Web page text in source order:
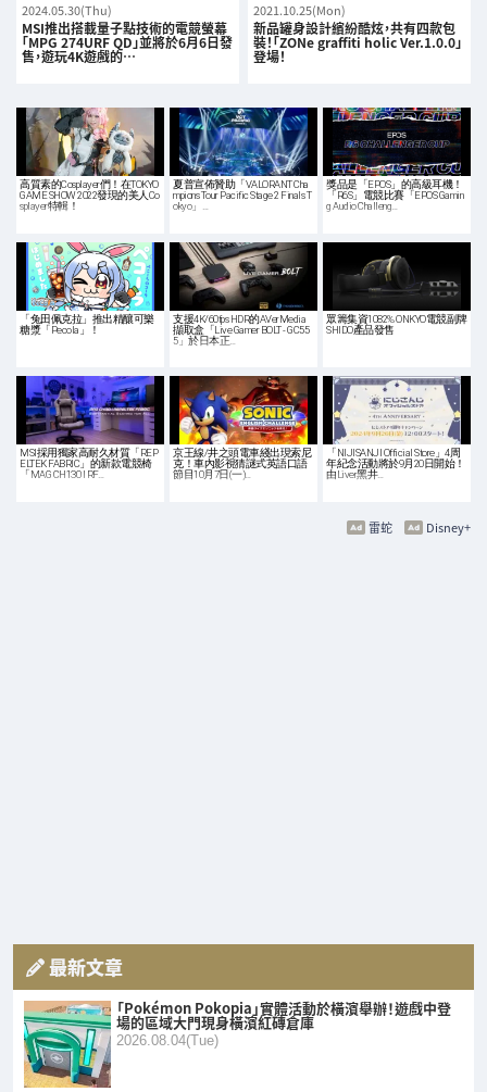
2024.05.30(Thu)
MSI推出搭載量子點技術的電競螢幕
「MPG 274URF QD」並將於6月6日發
售，遊玩4K遊戲的…
2021.10.25(Mon)
新品罐身設計繽紛酷炫，共有四款包
裝！「ZONe graffiti holic Ver.1.0.0」
登場！
高質素的Cosplayer們！在TOKYO
GAME SHOW 2022發現的美人Co
splayer特輯！
夏普宣佈贊助「VALORANT Cha
mpions Tour Pacific Stage 2 Finals T
okyo」…
獎品是「EPOS」的高級耳機！
「R6S」電競比賽「EPOS Gamin
g Audio Challeng…
「兔田佩克拉」推出精釀可樂
糖漿「Pecola」！
支援4K/60fps HDR的AVerMedia
擷取盒「Live Gamer BOLT - GC55
5」於日本正…
眾籌集資1082% ONKYO電競副牌
SHIDO產品發售
MSI採用獨家高耐久材質「REP
ELTEK FABRIC」的新款電競椅
「MAG CH130 I RF…
京王線/井之頭電車綫出現索尼
克！車內影視猜謎式英語口語
節目10月7日(一)…
「NIJISANJI Official Store」4周
年紀念活動將於9月20日開始！
由Liver黑井…
Disney+
雷蛇
最新文章
「Pokémon Pokopia」實體活動於橫濱舉辦！遊戲中登
場的區域大門現身橫濱紅磚倉庫
2026.08.04(Tue)